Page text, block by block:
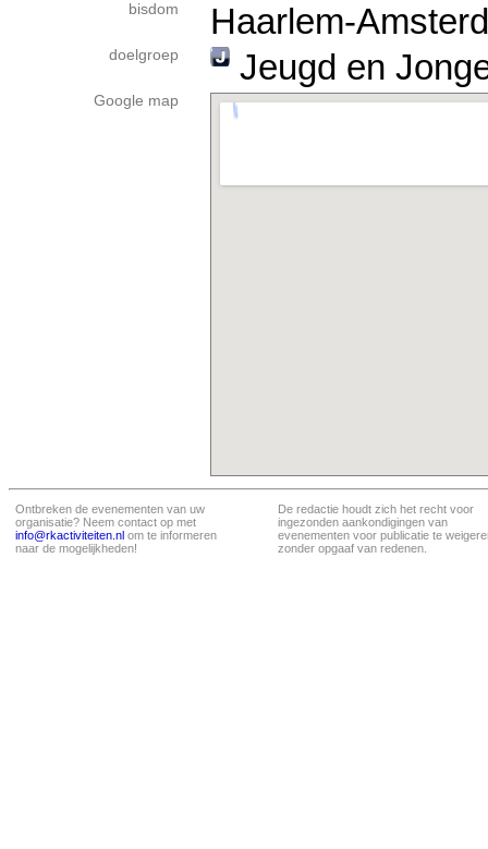
bisdom Haarlem-
doelgroep Jeugd en
Google map
Ontbreken de evenementen van uw
organisatie? Neem contact op met
info@rkactiviteiten.nl om te informeren
naar de mogelijkheden!
De redactie houdt zich het recht voor
ingezonden aankondigingen van
evenementen voor publicatie te
zonder opgaaf van redenen.